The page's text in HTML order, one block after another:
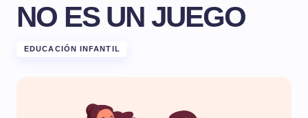
NO ES UN JUEGO
EDUCACIÓN INFANTIL